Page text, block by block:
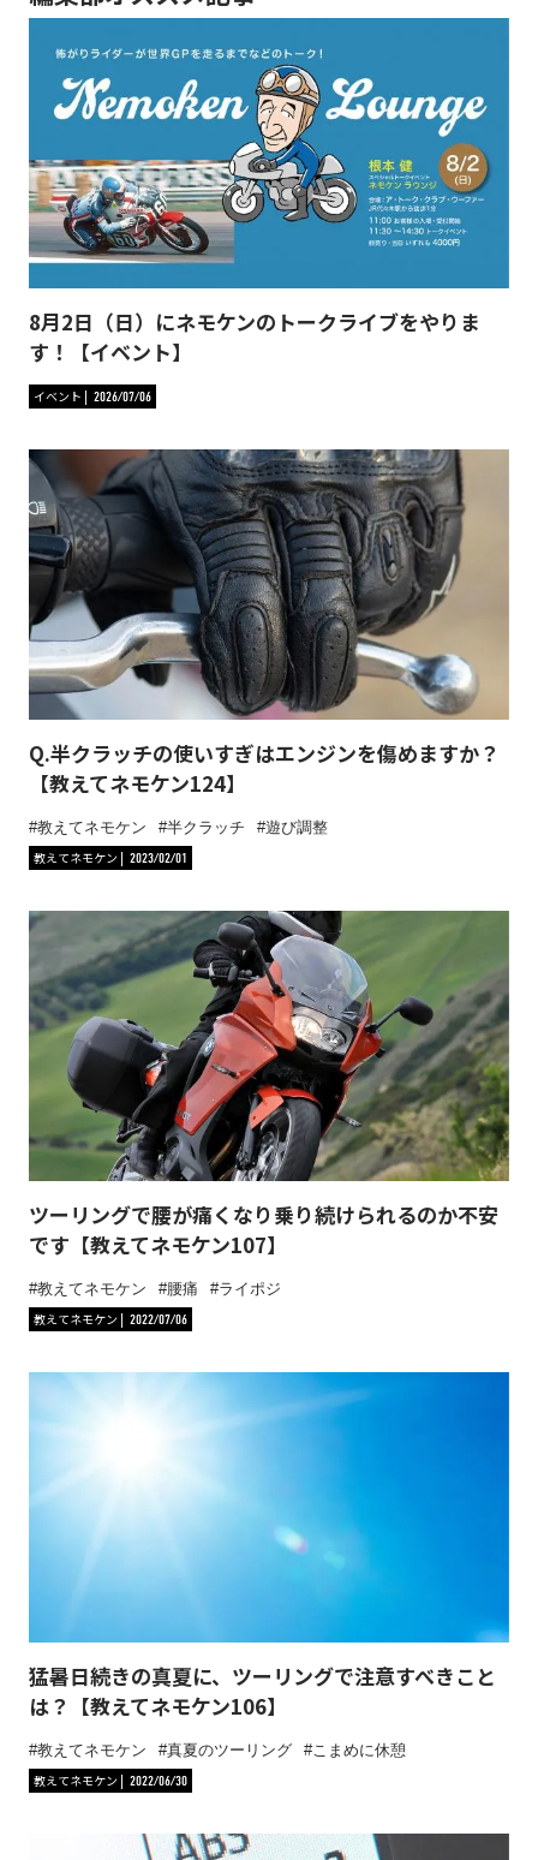
8月2日（日）にネモケンのトークライブをやりま
す！【イベント】
イベント 2026/07/06
Q.半クラッチの使いすぎはエンジンを傷めますか？
【教えてネモケン124】
教えてネモケン 半クラッチ
遊び調整
教えてネモケン
2023/02/01
ツーリングで腰が痛くなり乗り続けられるのか不安
です【教えてネモケン107】
教えてネモケン 腰痛
ライポジ
教えてネモケン
2022/07/06
猛暑日続きの真夏に、ツーリングで注意すべきこと
は？【教えてネモケン106】
教えてネモケン 真夏のツーリング
こまめに休憩
教えてネモケン
2022/06/30